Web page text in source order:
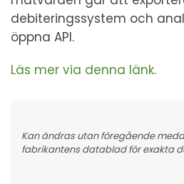
debiteringssystem och
öppna API.
Läs mer via denna länk.
Kan ändras utan föregående
fabrikantens datablad för exakta